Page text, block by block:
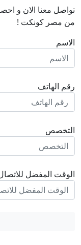
تواصل معنا الان و
من مصر كونكت !
الاسم
رقم الهاتف
التخصص
الوقت المفضل